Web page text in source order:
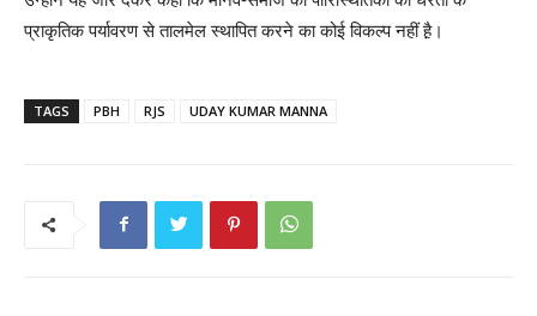
प्राकृतिक पर्यावरण से तालमेल स्थापित करने का कोई विकल्प नहीं है़।
TAGS PBH RJS UDAY KUMAR MANNA